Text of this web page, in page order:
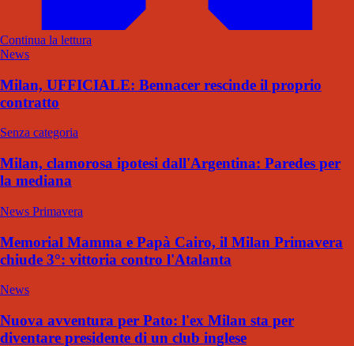
Continua la lettura
News
Milan, UFFICIALE: Bennacer rescinde il proprio
contratto
Senza categoria
Milan, clamorosa ipotesi dall'Argentina: Paredes per
la mediana
News Primavera
Memorial Mamma e Papà Cairo, il Milan Primavera
chiude 3°: vittoria contro l'Atalanta
News
Nuova avventura per Pato: l'ex Milan sta per
diventare presidente di un club inglese